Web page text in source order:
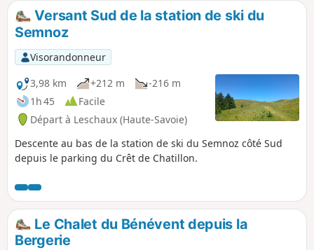
Versant Sud de la station de ski du
Semnoz
Visorandonneur
3,98 km
+212 m
-216 m
1h 45
Facile
Départ à Leschaux (Haute-Savoie)
Descente au bas de la station de ski du Semnoz côté Sud
depuis le parking du Crêt de Chatillon.
Le Chalet du Bénévent depuis la
Bergerie